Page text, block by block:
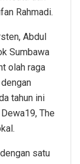
Rahmadi.
Abdul
Sumbawa
olah raga
tahun ini
The
satu